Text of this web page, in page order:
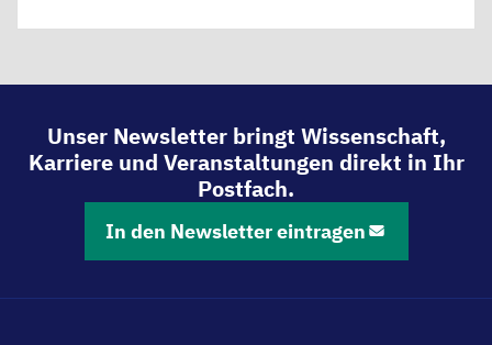
Unser Newsletter bringt Wissenschaft,
Karriere und Veranstaltungen direkt in Ihr
Postfach.
In den Newsletter eintragen